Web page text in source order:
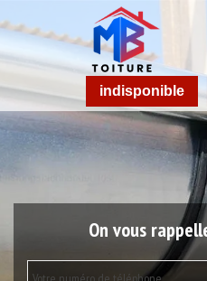
indisponible
On vous